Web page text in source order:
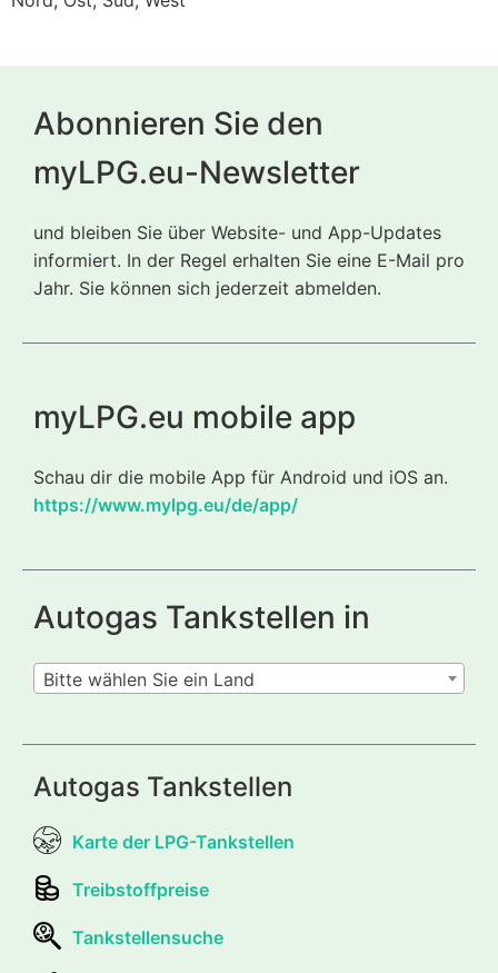
Abonnieren Sie den
myLPG.eu-Newsletter
und bleiben Sie über Website- und App-Updates
informiert. In der Regel erhalten Sie eine E-Mail pro
Jahr. Sie können sich jederzeit abmelden.
myLPG.eu mobile app
Schau dir die mobile App für Android und iOS an.
https://www.mylpg.eu/de/app/
Autogas Tankstellen in
Bitte wählen Sie ein Land
Autogas Tankstellen
Karte der LPG-Tankstellen
Treibstoffpreise
Tankstellensuche